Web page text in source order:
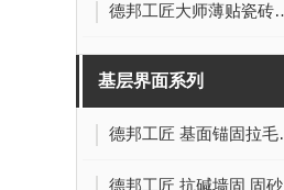
德邦工匠大师薄贴瓷砖胶18kg
基层界面系列
德邦工匠 基面锚固拉毛剂 抗碱·防水型 (LM)聚合物改性乳液抗碱防潮涂料
德邦工匠 抗碱墙固 固砂·渗透型 (QG)聚合物改性乳液抗碱防潮涂料